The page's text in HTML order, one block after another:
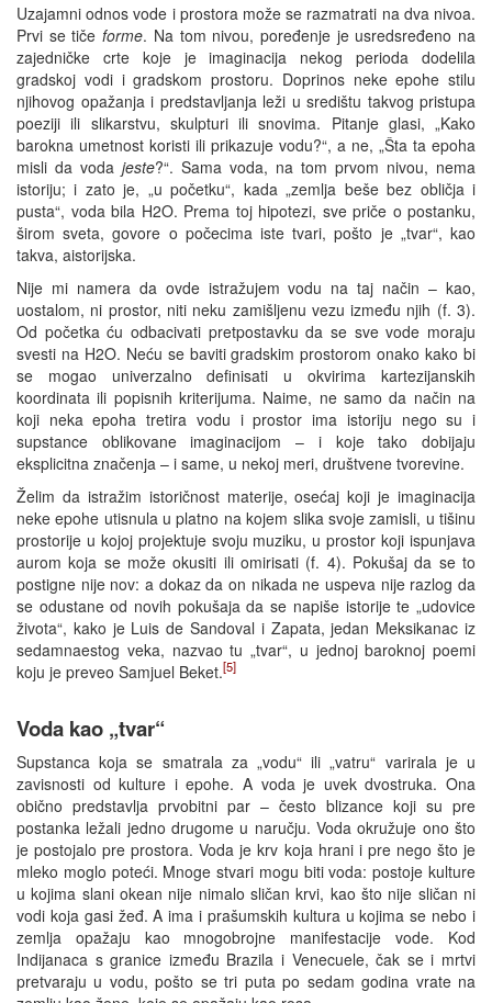
Uzajamni odnos vode i prostora može se razmatrati na dva nivoa.
Prvi se tičeforme. Na tom nivou, poređenje je usredsređeno na
zajedničke crte koje je imaginacija nekog perioda dodelila
gradskoj vodi i gradskom prostoru. Doprinos neke epohe stilu
njihovog opažanja i predstavljanja leži u središtu takvog pristupa
poeziji ili slikarstvu, skulpturi ili snovima. Pitanje glasi, „Kako
barokna umetnost koristi ili prikazuje vodu?“, a ne, „Šta ta epoha
misli da voda jeste?“. Sama voda, na tom prvom nivou, nema
istoriju; i zato je, „u početku“, kada „zemlja beše bez obličja i
pusta“, voda bila H2O. Prema toj hipotezi, sve priče o postanku,
širom sveta, govore o počecima iste tvari, pošto je „tvar“, kao
takva, aistorijska.
Nije mi namera da ovde istražujem vodu na taj način – kao,
uostalom, ni prostor, niti neku zamišljenu vezu između njih (f. 3).
Od početka ću odbacivati pretpostavku da se sve vode moraju
svesti na H2O. Neću se baviti gradskim prostorom onako kako bi
se mogao univerzalno definisati u okvirima kartezijanskih
koordinata ili popisnih kriterijuma. Naime, ne samo da način na
koji neka epoha tretira vodu i prostor ima istoriju nego su i
supstance oblikovane imaginacijom – i koje tako dobijaju
eksplicitna značenja – i same, u nekoj meri, društvene tvorevine.
Želim da istražim istoričnost materije, osećaj koji je imaginacija
neke epohe utisnula u platno na kojem slika svoje zamisli, u tišinu
prostorije u kojoj projektuje svoju muziku, u prostor koji ispunjava
aurom koja se može okusiti ili omirisati (f. 4). Pokušaj da se to
postigne nije nov: a dokaz da on nikada ne uspeva nije razlog da
se odustane od novih pokušaja da se napiše istorije te „udovice
života“, kako je Luis de Sandoval i Zapata, jedan Meksikanac iz
sedamnaestog veka, nazvao tu „tvar“, u jednoj baroknoj poemi
koju je preveo Samjuel Beket.[5]
Voda kao „tvar“
Supstanca koja se smatrala za „vodu“ ili „vatru“ varirala je u
zavisnosti od kulture i epohe. A voda je uvek dvostruka. Ona
obično predstavlja prvobitni par – često blizance koji su pre
postanka ležali jedno drugome u naručju. Voda okružuje ono što
je postojalo pre prostora. Voda je krv koja hrani i pre nego što je
mleko moglo poteći. Mnoge stvari mogu biti voda: postoje kulture
u kojima slani okean nije nimalo sličan krvi, kao što nije sličan ni
vodi koja gasi žeđ. A ima i prašumskih kultura u kojima se nebo i
zemlja opažaju kao mnogobrojne manifestacije vode. Kod
Indijanaca s granice između Brazila i Venecuele, čak se i mrtvi
pretvaraju u vodu, pošto se tri puta po sedam godina vrate na